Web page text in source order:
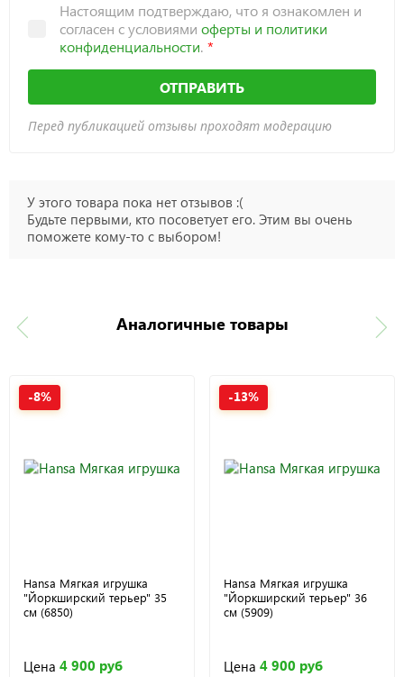
Настоящим подтверждаю, что я ознакомлен и
согласен с условиями оферты и политики
конфиденциальности.
ОТПРАВИТЬ
Перед публикацией отзывы проходят модерацию
У этого товара пока нет отзывов :(
Будьте первыми, кто посоветует его. Этим вы очень
поможете кому-то с выбором!
Аналогичные товары
-8%
Hansa Мягкая игрушка
"Йоркширский терьер" 35
см (6850)
Цена 4 900 руб
-13%
Hansa Мягкая игрушка
"Йоркширский терьер" 36
см (5909)
Цена 4 900 руб